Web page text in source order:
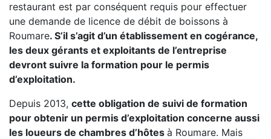
restaurant est par conséquent requis pour effectuer
une demande de licence de débit de boissons à
Roumare. S’il s’agit d’un établissement en cogérance,
les deux gérants et exploitants de l’entreprise
devront suivre la formation pour le permis
d’exploitation.
Depuis 2013, cette obligation de suivi de formation
pour obtenir un permis d’exploitation concerne aussi
les loueurs de chambres d’hôtes à Roumare. Mais